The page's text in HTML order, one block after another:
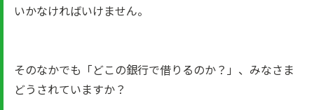
いかなければいけません。
そのなかでも「どこの銀行で借りるのか？」、みなさま
どうされていますか？